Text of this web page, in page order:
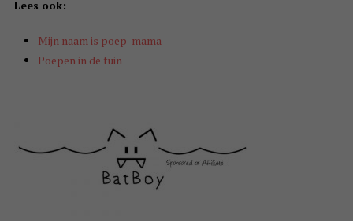
Lees ook:
Mijn naam is poep-mama
Poepen in de tuin